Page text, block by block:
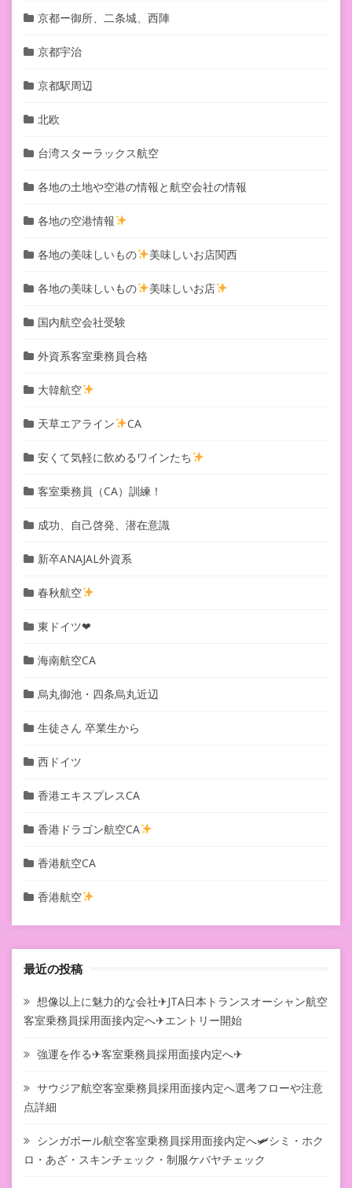
京都ー御所、二条城、西陣
京都宇治
京都駅周辺
北欧
台湾スターラックス航空
各地の土地や空港の情報と航空会社の情報
各地の空港情報
各地の美味しいもの 美味しいお店関西
各地の美味しいもの 美味しいお店
国内航空会社受験
外資系客室乗務員合格
大韓航空
天草エアライン CA
安くて気軽に飲めるワインたち
客室乗務員（CA）訓練！
成功、自己啓発、潜在意識
新卒ANAJAL外資系
春秋航空
東ドイツ❤︎
海南航空CA
烏丸御池・四条烏丸近辺
生徒さん 卒業生から
西ドイツ
香港エキスプレスCA
香港ドラゴン航空CA
香港航空CA
香港航空
最近の投稿
想像以上に魅力的な会社✈JTA日本トランスオーシャン航空
客室乗務員採用面接内定へ✈エントリー開始
強運を作る✈客室乗務員採用面接内定へ✈
サウジア航空客室乗務員採用面接内定へ選考フローや注意
点詳細
シンガポール航空客室乗務員採用面接内定へ🛩シミ・ホク
ロ・あざ・スキンチェック・制服ケバヤチェック